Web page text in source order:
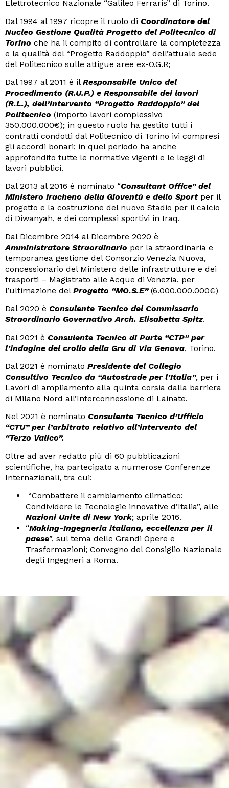
Elettrotecnico Nazionale “Galileo Ferraris” di Torino.
Dal 1994 al 1997 ricopre il ruolo di Coordinatore del
Nucleo Gestione Qualità Progetto del Politecnico di
Torino che ha il compito di controllare la completezza
e la qualità del “Progetto Raddoppio” dell’attuale sede
del Politecnico sulle attigue aree ex-O.G.R;
Dal 1997 al 2011 è il Responsabile Unico del
Procedimento (R.U.P.) e Responsabile dei lavori
(R.L.), dell’intervento “Progetto Raddoppio” del
Politecnico (importo lavori complessivo
350.000.000€); in questo ruolo ha gestito tutti i
contratti condotti dal Politecnico di Torino ivi compresi
gli accordi bonari; in quel periodo ha anche
approfondito tutte le normative vigenti e le leggi di
lavori pubblici.
Dal 2013 al 2016 è nominato “Consultant Office” del
Ministero Iracheno della Gioventù e dello Sport per il
progetto e la costruzione del nuovo Stadio per il calcio
di Diwanyah, e dei complessi sportivi in Iraq.
Dal Dicembre 2014 al Dicembre 2020 è
Amministratore Straordinario per la straordinaria e
temporanea gestione del Consorzio Venezia Nuova,
concessionario del Ministero delle infrastrutture e dei
trasporti – Magistrato alle Acque di Venezia, per
l’ultimazione del Progetto “MO.S.E” (6.000.000.000€)
Dal 2020 è Consulente Tecnico del Commissario
Straordinario Governativo Arch. Elisabetta Spitz.
Dal 2021 è Consulente Tecnico di Parte “CTP” per
l’indagine del crollo della Gru di Via Genova, Torino.
Dal 2021 è nominato Presidente del Collegio
Consultivo Tecnico da “Autostrade per l’Italia”, per i
Lavori di ampliamento alla quinta corsia dalla barriera
di Milano Nord all’Interconnessione di Lainate.
Nel 2021 è nominato Consulente Tecnico d’Ufficio
“CTU” per l’arbitrato relativo all’intervento del
“Terzo Valico”.
Oltre ad aver redatto più di 60 pubblicazioni
scientifiche, ha partecipato a numerose Conferenze
Internazionali, tra cui:
“Combattere il cambiamento climatico:
Condividere le Tecnologie innovative d’Italia”, alle
Nazioni Unite di New York; aprile 2016.
“Making-Ingegneria italiana, eccellenza per il
paese”, sul tema delle Grandi Opere e
Trasformazioni; Convegno del Consiglio Nazionale
degli Ingegneri a Roma.